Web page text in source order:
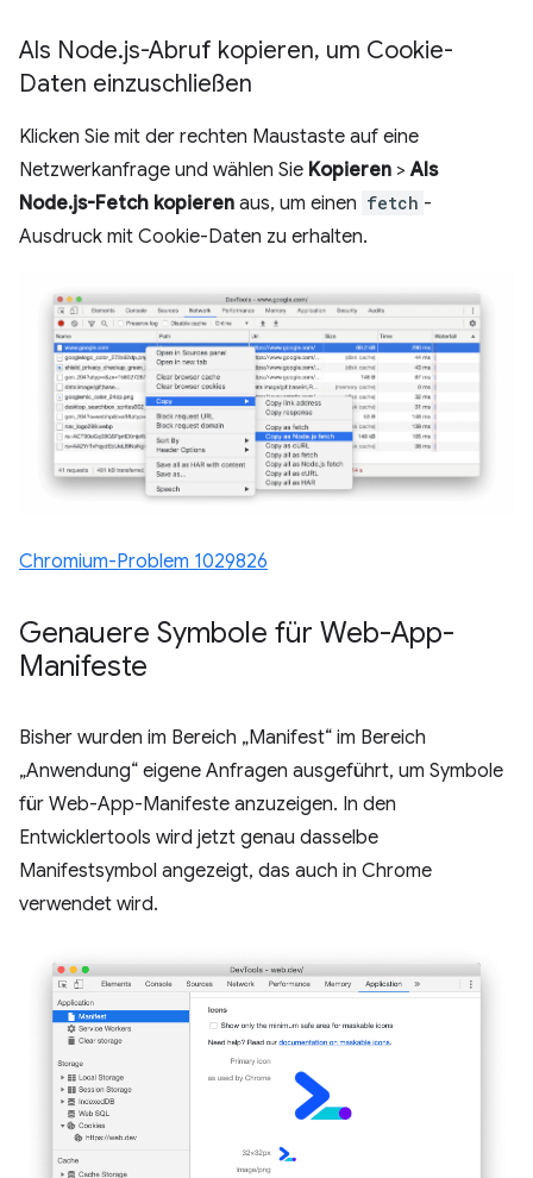
Als Node.js-Abruf kopieren, um Cookie-
Daten einzuschließen
Klicken Sie mit der rechten Maustaste auf eine
Netzwerkanfrage und wählen Sie Kopieren >Als
Node.js-Fetch kopieren aus, um einen fetch -
Ausdruck mit Cookie-Daten zu erhalten.
Chromium-Problem 1029826
Genauere Symbole für Web-App-
Manifeste
Bisher wurden im Bereich „Manifest“ im Bereich
„Anwendung“ eigene Anfragen ausgeführt, um Symbole
für Web-App-Manifeste anzuzeigen. In den
Entwicklertools wird jetzt genau dasselbe
Manifestsymbol angezeigt, das auch in Chrome
verwendet wird.